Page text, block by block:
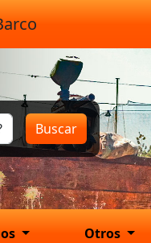
Buscar
Otros